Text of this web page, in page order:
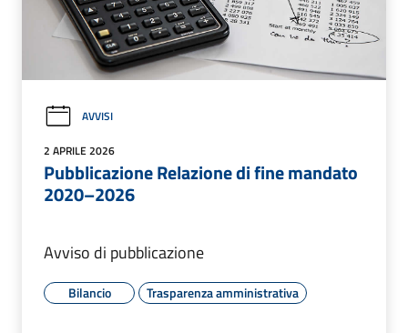
AVVISI
2 APRILE 2026
Pubblicazione Relazione di fine mandato
2020–2026
Avviso di pubblicazione
Bilancio Trasparenza amministrativa